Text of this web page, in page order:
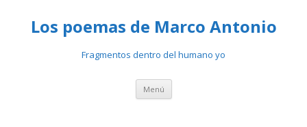
Los poemas de Marco Antonio
Fragmentos dentro del humano yo
Menú Ir
contenido